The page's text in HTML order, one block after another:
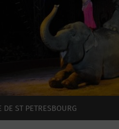
ST PETRESBOURG